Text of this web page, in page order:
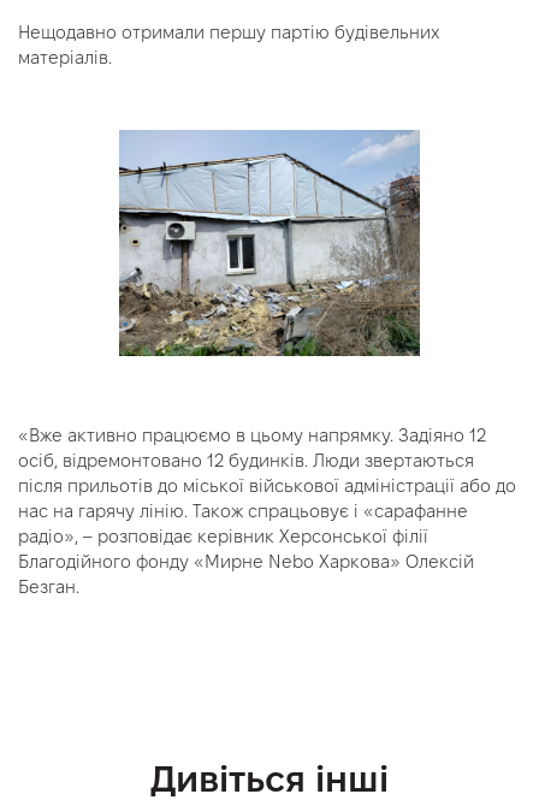
Нещодавно отримали першу партію будівельних
матеріалів.
«Вже активно працюємо в цьому напрямку. Задіяно 12
осіб, відремонтовано 12 будинків. Люди звертаються
після прильотів до міської військової адміністрації або до
нас на гарячу лінію. Також спрацьовує і «сарафанне
радіо», – розповідає керівник Херсонської філії
Благодійного фонду «Мирне Nebo Харкова» Олексій
Безган.
Дивіться інші